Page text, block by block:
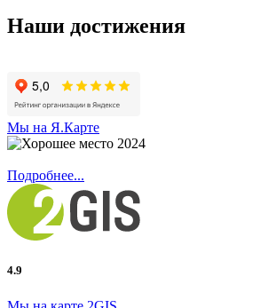
Наши достижения
Мы на Я.Карте
Подробнее...
4.9